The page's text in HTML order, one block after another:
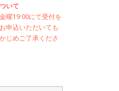
いて
金曜19:00にて受付を
申込いただいても
じめご了承くださ